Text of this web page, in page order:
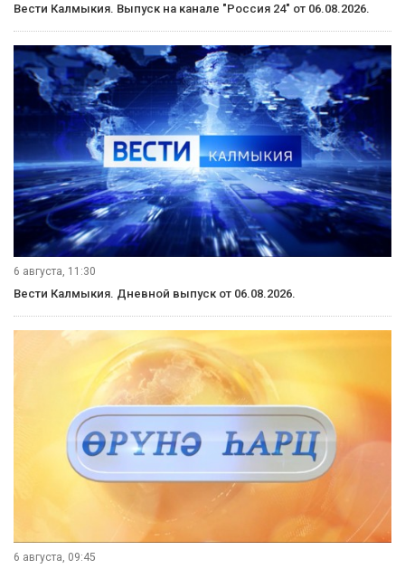
Вести Калмыкия. Выпуск на канале "Россия 24" от 06.08.2026.
6 августа, 11:30
Вести Калмыкия. Дневной выпуск от 06.08.2026.
6 августа, 09:45